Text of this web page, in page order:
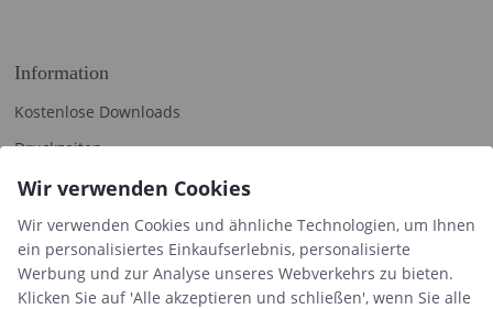
Information
Kostenlose Downloads
Druckzeiten
Handelsbedingungen & FAQ
Datenschutzrichtlinie
Über uns
Blog
Wir verwenden Cookies
Wir verwenden Cookies und ähnliche Technologien, um Ihnen
ein personalisiertes Einkaufserlebnis, personalisierte
Werbung und zur Analyse unseres Webverkehrs zu bieten.
Klicken Sie auf 'Alle akzeptieren und schließen', wenn Sie alle